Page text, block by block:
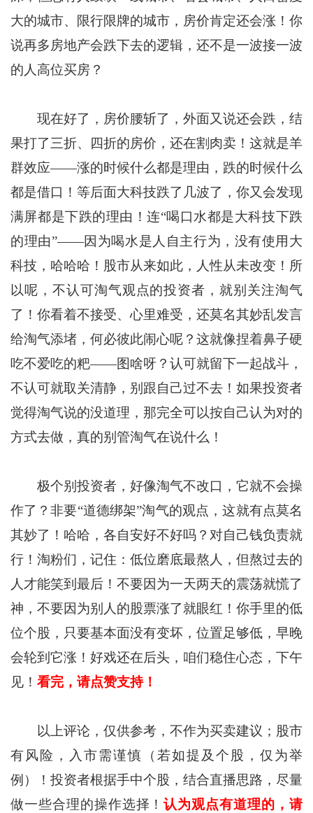
大的城市、限行限牌的城市，房价肯定还会涨！你
说再多房地产会跌下去的逻辑，还不是一波接一波
的人高位买房？
现在好了，房价腰斩了，外面又说还会跌，结
果打了三折、四折的房价，还在割肉卖！这就是羊
群效应——涨的时候什么都是理由，跌的时候什么
都是借口！等后面大科技跌了几波了，你又会发现
满屏都是下跌的理由！连“喝口水都是大科技下跌
的理由”——因为喝水是人自主行为，没有使用大
科技，哈哈哈！股市从来如此，人性从未改变！所
以呢，不认可淘气观点的投资者，就别关注淘气
了！你看着不接受、心里难受，还莫名其妙乱发言
给淘气添堵，何必彼此闹心呢？这就像捏着鼻子硬
吃不爱吃的粑——图啥呀？认可就留下一起战斗，
不认可就取关清静，别跟自己过不去！如果投资者
觉得淘气说的没道理，那完全可以按自己认为对的
方式去做，真的别管淘气在说什么！
极个别投资者，好像淘气不改口，它就不会操
作了？非要“道德绑架”淘气的观点，这就有点莫名
其妙了！哈哈，各自安好不好吗？对自己钱负责就
行！淘粉们，记住：低位磨底最熬人，但熬过去的
人才能笑到最后！不要因为一天两天的震荡就慌了
神，不要因为别人的股票涨了就眼红！你手里的低
位个股，只要基本面没有变坏，位置足够低，早晚
会轮到它涨！好戏还在后头，咱们稳住心态，下午
见！ 看完，请点赞支持！
以上评论，仅供参考，不作为买卖建议；股市
有风险，入市需谨慎（若如提及个股，仅为举
例）！投资者根据手中个股，结合直播思路，尽量
做一些合理的操作选择！认为观点有道理的，请